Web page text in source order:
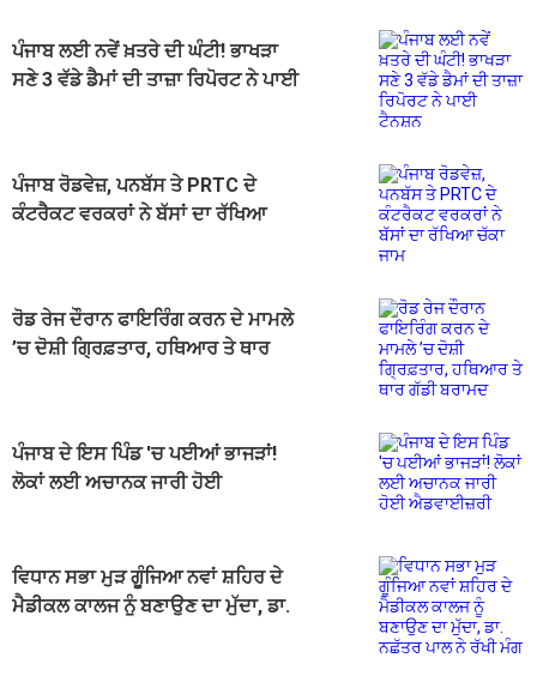
ਪੰਜਾਬ ਲਈ ਨਵੇਂ ਖ਼ਤਰੇ ਦੀ ਘੰਟੀ! ਭਾਖੜਾ
ਸਣੇ 3 ਵੱਡੇ ਡੈਮਾਂ ਦੀ ਤਾਜ਼ਾ ਰਿਪੋਰਟ ਨੇ ਪਾਈ
ਪੰਜਾਬ ਰੋਡਵੇਜ਼, ਪਨਬੱਸ ਤੇ PRTC ਦੇ
ਕੰਟਰੈਕਟ ਵਰਕਰਾਂ ਨੇ ਬੱਸਾਂ ਦਾ ਰੱਖਿਆ
ਰੋਡ ਰੇਜ ਦੌਰਾਨ ਫਾਇਰਿੰਗ ਕਰਨ ਦੇ ਮਾਮਲੇ
’ਚ ਦੋਸ਼ੀ ਗ੍ਰਿਫ਼ਤਾਰ, ਹਥਿਆਰ ਤੇ ਥਾਰ
ਪੰਜਾਬ ਦੇ ਇਸ ਪਿੰਡ 'ਚ ਪਈਆਂ ਭਾਜੜਾਂ!
ਲੋਕਾਂ ਲਈ ਅਚਾਨਕ ਜਾਰੀ ਹੋਈ
ਵਿਧਾਨ ਸਭਾ ਮੁੜ ਗੂੰਜਿਆ ਨਵਾਂ ਸ਼ਹਿਰ ਦੇ
ਮੈਡੀਕਲ ਕਾਲਜ ਨੂੰ ਬਣਾਉਣ ਦਾ ਮੁੱਦਾ, ਡਾ.